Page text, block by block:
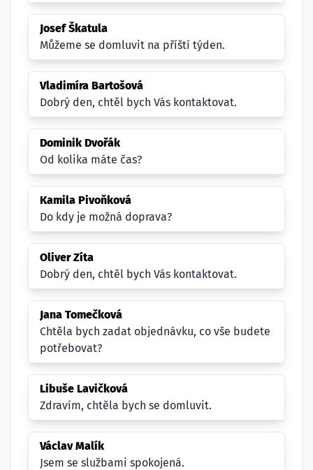
Josef Škatula
Můžeme se domluvit na příští týden.
Vladimíra Bartošová
Dobrý den, chtěl bych Vás kontaktovat.
Dominik Dvořák
Od kolika máte čas?
Kamila Pivoňková
Do kdy je možná doprava?
Oliver Zíta
Dobrý den, chtěl bych Vás kontaktovat.
Jana Tomečková
Chtěla bych zadat objednávku, co vše budete
potřebovat?
Libuše Lavičková
Zdravím, chtěla bych se domluvit.
Václav Malík
Jsem se službami spokojená.